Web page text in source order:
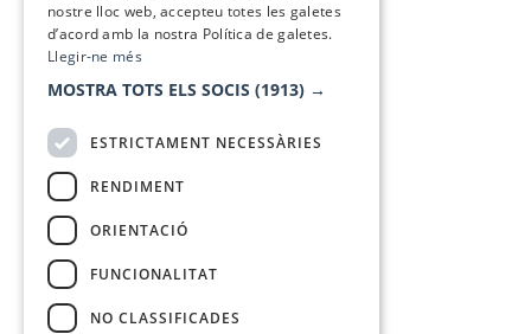
nostre lloc web, accepteu totes les galetes
d’acord amb la nostra Política de galetes.
Llegir-ne més
MOSTRA TOTS ELS SOCIS (1913) →
ESTRICTAMENT NECESSÀRIES
RENDIMENT
ORIENTACIÓ
FUNCIONALITAT
NO CLASSIFICADES